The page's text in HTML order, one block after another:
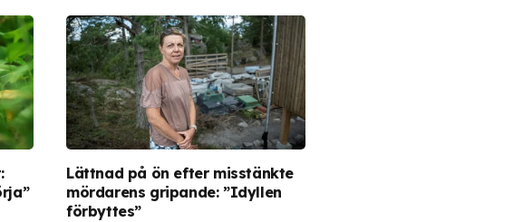
Lättnad på ön efter misstänkte
mördarens gripande: ”Idyllen
förbyttes”